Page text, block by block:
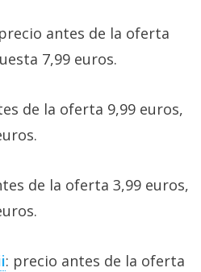
antes de la oferta
7,99 euros.
de la oferta 9,99 euros,
de la oferta 3,99 euros,
: precio antes de la oferta